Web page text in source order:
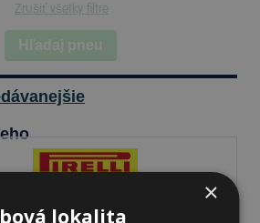
Zrušiť všetky filtre
Hľadaj pneu
Pirelli SCORPION
×
lokalita